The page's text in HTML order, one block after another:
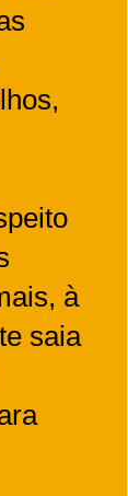
à
saia